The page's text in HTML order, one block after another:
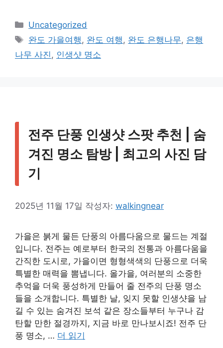
카
테
리
Uncategorized
태
그
완도 가을여행 , 완도 여행 , 완도 은행나무, 은행
나무 사진 , 인생샷 명소
전주 단풍 인생샷 스팟 추천 | 숨
겨진 명소 탐방 | 최고의 사진 담
기
2025년 11월 17일 작성자: walkingnear
가을은 붉게 물든 단풍의 아름다움으로 물드는 계절
입니다. 전주는 예로부터 한국의 전통과 아름다움을
간직한 도시로, 가을이면 형형색색의 단풍으로 더욱
특별한 매력을 뽐냅니다. 올가을, 여러분의 소중한
추억을 더욱 풍성하게 만들어 줄 전주의 단풍 명소
들을 소개합니다. 특별한 날, 잊지 못할 인생샷을 남
길 수 있는 숨겨진 보석 같은 장소들부터 누구나 감
탄할 만한 절경까지, 지금 바로 만나보시죠! 전주 단
풍 명소, … 더 읽기